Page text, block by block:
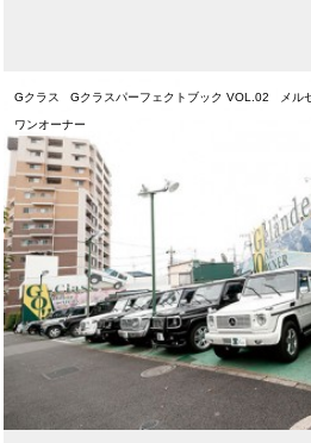
Gクラス Gクラスパーフェクトブック VOL.02 メル
ワンオーナー